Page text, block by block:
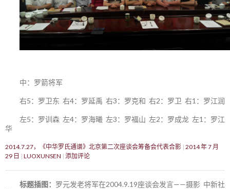
中：罗箭将军
右5：罗卫东 右4：罗延禹 右3：罗克和 右2：罗卫 右1：罗江润
左5：罗训森 左4：罗海曦 左3：罗福山 左2：罗成龙 左1：罗江
华
2014.7.27，《中华罗氏通谱》北京第二次座谈会筹备会代表合影 2014 年 7 月
29 日
LUOXUNSEN 添加评论
标题插图： 罗元发老将军在2004.9.19座谈会发言——摄影 中新社